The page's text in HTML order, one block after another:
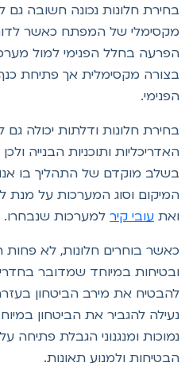
חלונות נכונה חשובה גם
של המפתח כאשר
בחלל הפנימי למול
מקסימלית אך פתיחת כנף
חלונות ודלתות יכולה גם
ותוכניות הבנייה
מוקדם של התהליך בו אנו
וסוג המערכות על מנת
עובי קירלמערכות שנבחרו.
בוחרים חלונות, לא פחות
במיוחד שמדובר בחדרי
את מירב הביטחון בעזרת
להגביר את הביטחון
ומנגנוני הגבלת פתיחה
ולמנוע תאונות.